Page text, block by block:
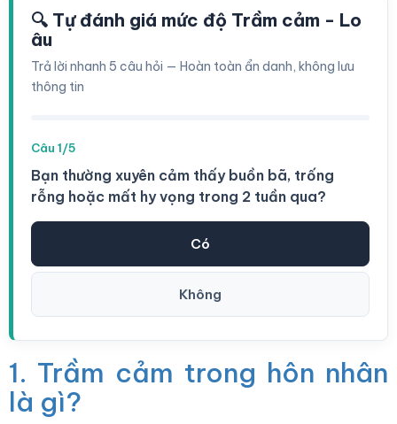
🔍 Tự đánh giá mức độ Trầm cảm - Lo
âu
Trả lời nhanh 5 câu hỏi — Hoàn toàn ẩn danh, không lưu
thông tin
Câu 1/5
Bạn thường xuyên cảm thấy buồn bã, trống
rỗng hoặc mất hy vọng trong 2 tuần qua?
Có
Không
1. Trầm cảm trong hôn nhân
là gì?